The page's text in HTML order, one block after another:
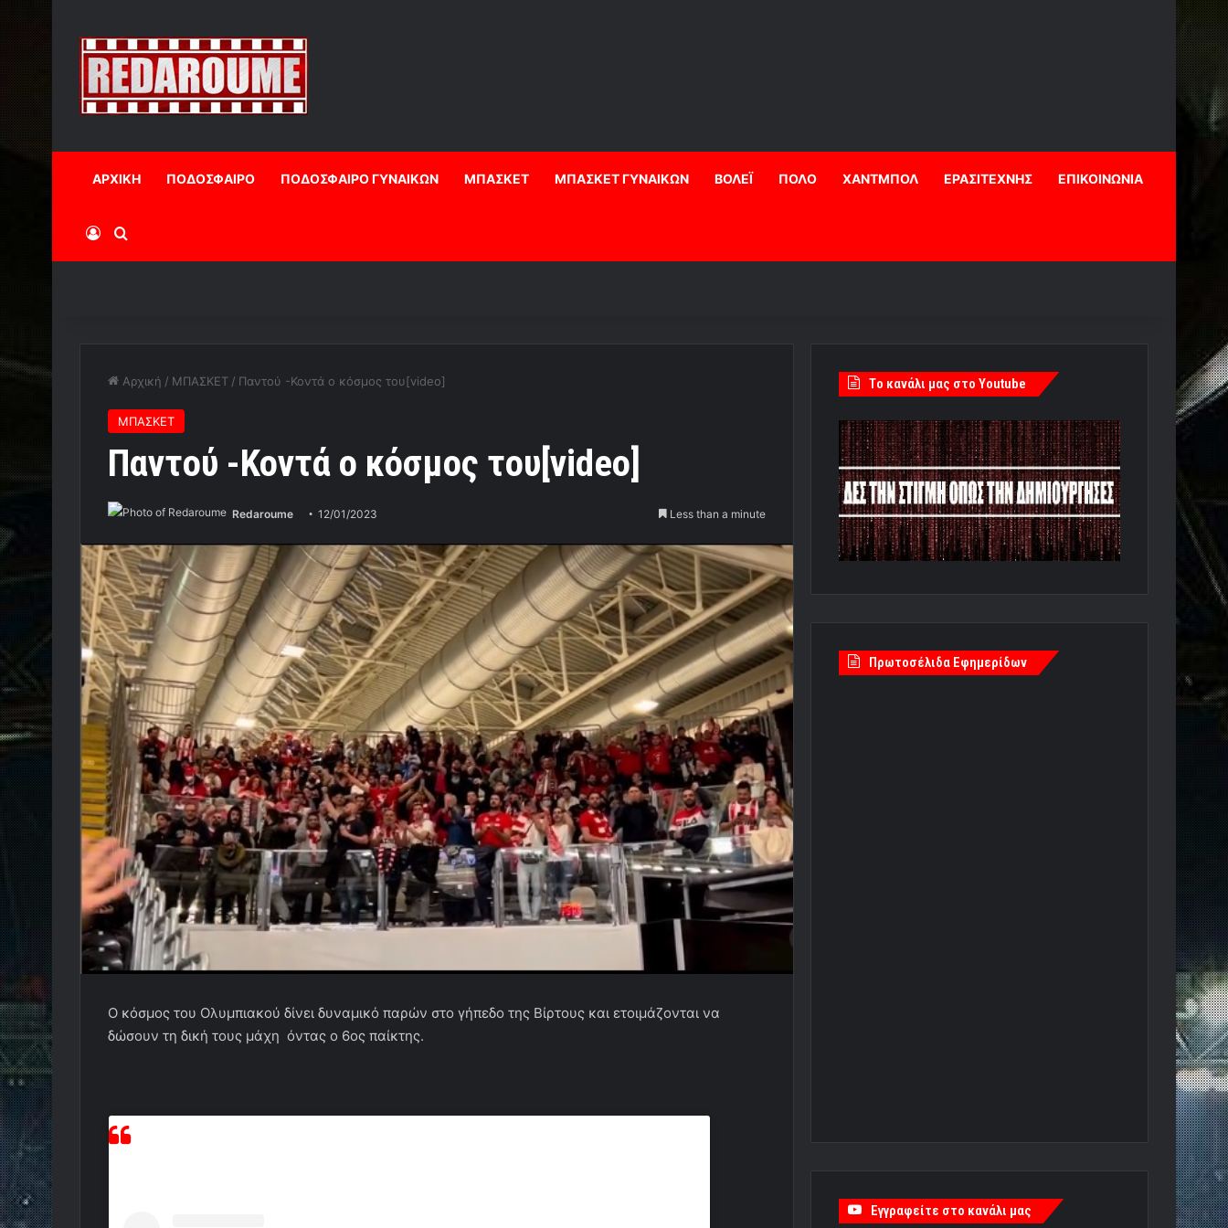
ΑΡΧΙΚΗ ΠΟΔΟΣΦΑΙΡΟ ΠΟΔΟΣΦΑΙΡΟ ΓΥΝΑΙΚΩΝ ΜΠΑΣΚΕΤ ΜΠΑΣΚΕΤ ΓΥΝΑΙΚΩΝ ΒΟΛΕΪ ΠΟΛΟ ΧΑΝΤΜΠΟΛ ΕΡΑΣΙΤΕΧΝΗΣ ΕΠΙΚΟΙΝΩΝΙΑ
Log InΑναζήτηση
Αρχική / ΜΠΑΣΚΕΤ / Παντού -Κοντά ο κόσμος του[videο]
ΜΠΑΣΚΕΤ
Παντού -Κοντά ο κόσμος του[videο]
Redaroume 12/01/2023 Less than a minute
Ο κόσμος του Ολυμπιακού δίνει δυναμικό παρών στο γήπεδο της Βίρτους και ετοιμάζονται να
δώσουν τη δική τους μάχη όντας ο 6ος παίκτης.
Tο κανάλι μας στο Youtube
Πρωτοσέλιδα Εφημερίδων
Εγγραφείτε στο κανάλι μας